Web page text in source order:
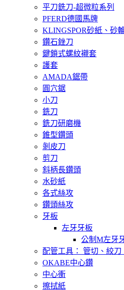
平刀銑刀-超微粒系列
PFERD德國馬牌
KLINGSPOR砂紙、砂
鑽石銼刀
鍵鎖式螺紋襯套
護套
AMADA鋸帶
圓穴鋸
小刀
銑刀
銑刀研磨機
錐型鑽頭
剝皮刀
剪刀
斜柄長鑽頭
水砂紙
各式絲攻
鑽頭絲攻
牙板
左牙牙板
公制M左牙
配管工具： 管切、絞刀
OKABE中心鑽
中心衝
擦拭紙